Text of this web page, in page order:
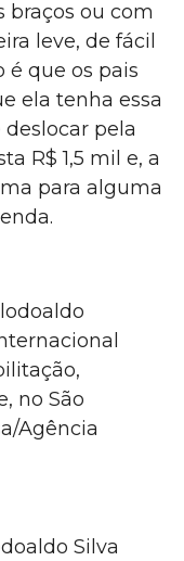
braços ou com
leve, de fácil
é que os pais
ela tenha essa
pela
R$ 1,5 mil e, a
para alguma
Silva